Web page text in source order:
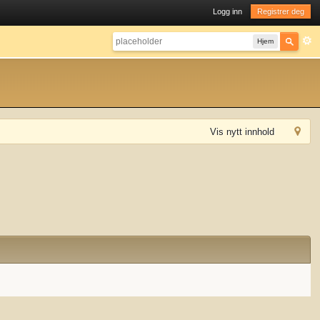
Logg inn Registrer deg
Hjem
Vis nytt innhold